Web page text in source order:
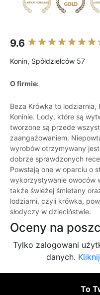
9.6
Konin, Spółdzielców 57
O firmie:
Beza Krówka to
Koninie. Lody, które są
tworzone są przede
zaangażowaniem.
wyrobów otrzymywany
dobrze sprawdzonych
Powstają one w oparciu o
wykorzystywanie owoców
także świeżej śmietany
lodziarni, czyli krówka,
słodyczy w dzieciństwie.
Oceny na
Tylko zalogowani
danych.
To